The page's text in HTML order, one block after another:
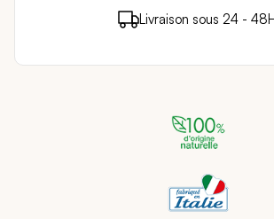
6 points de fidélité ( 0,12 € en
Livraison sous 24 -
Paiement sécurisé